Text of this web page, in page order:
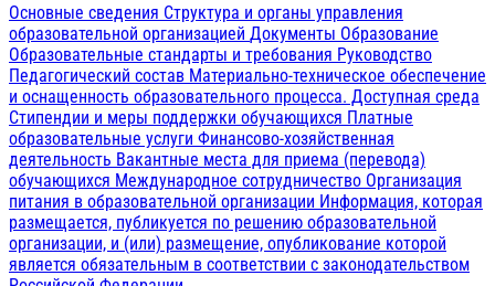
Основные сведения Структура и органы управления
образовательной организацией Документы Образование
Образовательные стандарты и требования Руководство
Педагогический состав Материально-техническое обеспечение
и оснащенность образовательного процесса. Доступная среда
Стипендии и меры поддержки обучающихся Платные
образовательные услуги Финансово-хозяйственная
деятельность Вакантные места для приема (перевода)
обучающихся Международное сотрудничество Организация
питания в образовательной организации Информация, которая
размещается, публикуется по решению образовательной
организации, и (или) размещение, опубликование которой
является обязательным в соответствии с законодательством